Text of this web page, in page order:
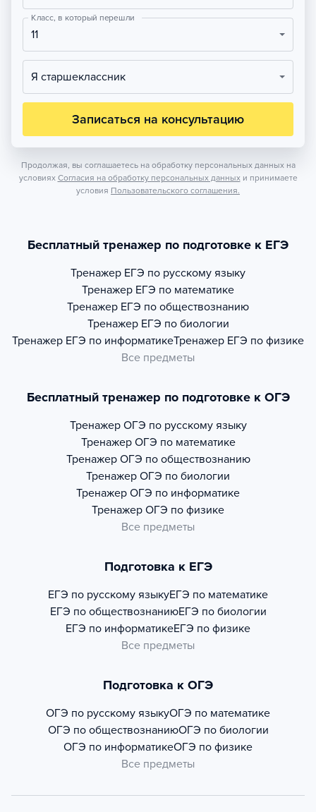
Класс, в который перешли
11
Я старшеклассник
Записаться на консультацию
Продолжая, вы соглашаетесь на обработку персональных данных на
условиях Согласия на обработку персональных данных и принимаете
условия Пользовательского соглашения.
Бесплатный тренажер по подготовке к ЕГЭ
Тренажер ЕГЭ по русскому языку
Тренажер ЕГЭ по математике
Тренажер ЕГЭ по обществознанию
Тренажер ЕГЭ по биологии
Тренажер ЕГЭ по информатикеТренажер ЕГЭ по физике
Все предметы
Бесплатный тренажер по подготовке к ОГЭ
Тренажер ОГЭ по русскому языку
Тренажер ОГЭ по математике
Тренажер ОГЭ по обществознанию
Тренажер ОГЭ по биологии
Тренажер ОГЭ по информатике
Тренажер ОГЭ по физике
Все предметы
Подготовка к ЕГЭ
ЕГЭ по русскому языкуЕГЭ по математике
ЕГЭ по обществознаниюЕГЭ по биологии
ЕГЭ по информатикеЕГЭ по физике
Все предметы
Подготовка к ОГЭ
ОГЭ по русскому языкуОГЭ по математике
ОГЭ по обществознаниюОГЭ по биологии
ОГЭ по информатикеОГЭ по физике
Все предметы